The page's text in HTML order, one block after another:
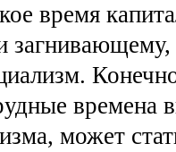
время
времена
может